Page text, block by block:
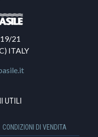
21
ITALY
UTILI
CONDIZIONI DI VENDITA